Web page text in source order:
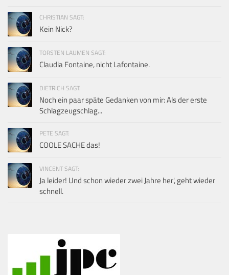
CHRISTIAN SAGT:
Kein Nick?
TORSTEN LAUMEN SAGT:
Claudia Fontaine, nicht Lafontaine.
DIETRICH SAGT:
Noch ein paar späte Gedanken von mir: Als der erste
Schlagzeugschlag...
PETE SAGT:
COOLE SACHE das!
VINCENT SAGT:
Ja leider! Und schon wieder zwei Jahre her', geht wieder
schnell.